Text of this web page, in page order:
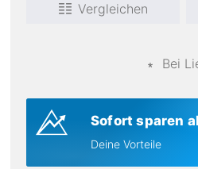
Vergleichen
∗
Bei
Sofort sparen
Deine Vorteile